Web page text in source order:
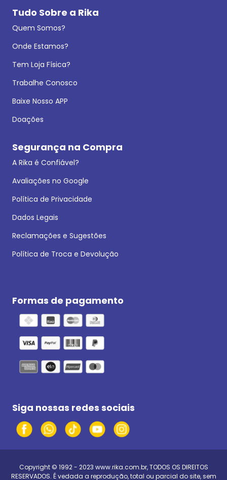
Tudo Sobre a Rika
Quem Somos?
Onde Estamos?
Tem Loja Física?
Trabalhe Conosco
Baixe Nosso APP
Doações
Segurança na Compra
A Rika é Confiável?
Avaliações no Google
Política de Privacidade
Dados Legais
Reclamações e Sugestões
Política de Troca e Devolução
Formas de pagamento
Siga nossas redes sociais
Copyright © 1992 - 2023 www.rika.com.br, TODOS OS DIREITOS
RESERVADOS. É vedada a reprodução, total ou parcial do site, sem